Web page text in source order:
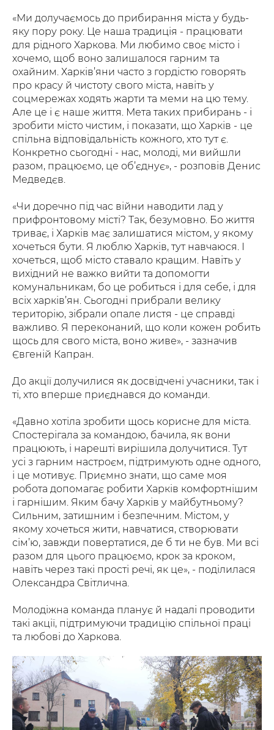
«Ми долучаємось до прибирання міста у будь-
яку пору року. Це наша традиція - працювати
для рідного Харкова. Ми любимо своє місто і
хочемо, щоб воно залишалося гарним та
охайним. Харків’яни часто з гордістю говорять
про красу й чистоту свого міста, навіть у
соцмережах ходять жарти та меми на цю тему.
Але це і є наше життя. Мета таких прибирань - і
зробити місто чистим, і показати, що Харків - це
спільна відповідальність кожного, хто тут є.
Конкретно сьогодні - нас, молоді, ми вийшли
разом, працюємо, це об’єднує», - розповів Денис
Медведєв.
«Чи доречно під час війни наводити лад у
прифронтовому місті? Так, безумовно. Бо життя
триває, і Харків має залишатися містом, у якому
хочеться бути. Я люблю Харків, тут навчаюся. І
хочеться, щоб місто ставало кращим. Навіть у
вихідний не важко вийти та допомогти
комунальникам, бо це робиться і для себе, і для
всіх харків’ян. Сьогодні прибрали велику
територію, зібрали опале листя - це справді
важливо. Я переконаний, що коли кожен робить
щось для свого міста, воно живе», - зазначив
Євгеній Капран.
До акції долучилися як досвідчені учасники, так і
ті, хто вперше приєднався до команди.
«Давно хотіла зробити щось корисне для міста.
Спостерігала за командою, бачила, як вони
працюють, і нарешті вирішила долучитися. Тут
усі з гарним настроєм, підтримують одне одного,
і це мотивує. Приємно знати, що саме моя
робота допомагає робити Харків комфортнішим
і гарнішим. Яким бачу Харків у майбутньому?
Сильним, затишним і безпечним. Містом, у
якому хочеться жити, навчатися, створювати
сім’ю, завжди повертатися, де б ти не був. Ми всі
разом для цього працюємо, крок за кроком,
навіть через такі прості речі, як це», - поділилася
Олександра Світлична.
Молодіжна команда планує й надалі проводити
такі акції, підтримуючи традицію спільної праці
та любові до Харкова.